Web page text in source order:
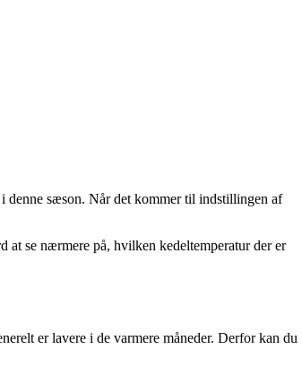
denne sæson. Når det kommer til indstillingen af
se nærmere på, hvilken kedeltemperatur der er
er lavere i de varmere måneder. Derfor kan du